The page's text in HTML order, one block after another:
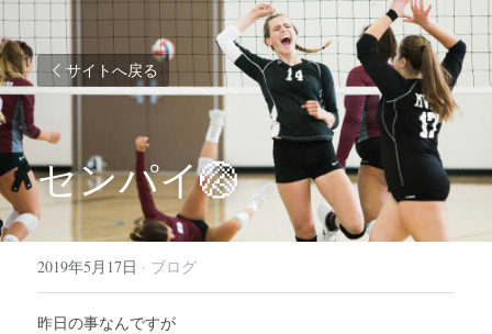
サイトへ戻る
センパイ🏐
2019年5月17日 · ブログ
昨日の事なんですが